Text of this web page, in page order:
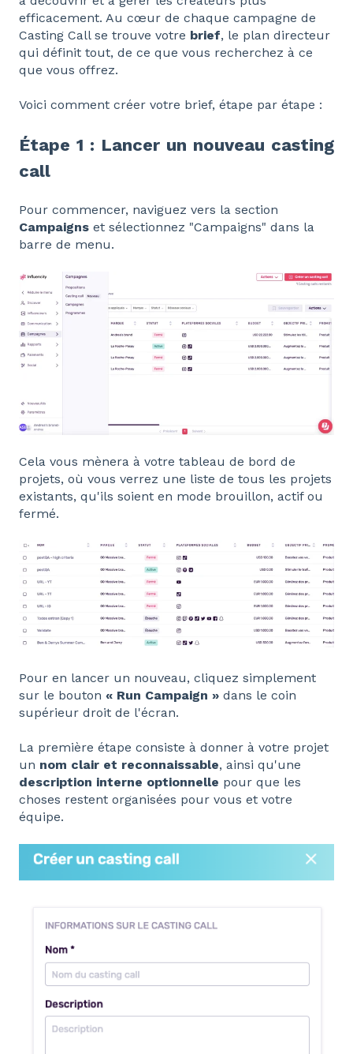
efficacement. Au cœur de chaque campagne de
Casting Call se trouve votre brief, le plan directeur
qui définit tout, de ce que vous recherchez à ce
que vous offrez.
Voici comment créer votre brief, étape par étape :
Étape 1 : Lancer un nouveau casting
call
Pour commencer, naviguez vers la section
Campaigns et sélectionnez "Campaigns" dans la
barre de menu.
Cela vous mènera à votre tableau de bord de
projets, où vous verrez une liste de tous les projets
existants, qu'ils soient en mode brouillon, actif ou
fermé.
Pour en lancer un nouveau, cliquez simplement
sur le bouton « Run Campaign » dans le coin
supérieur droit de l'écran.
La première étape consiste à donner à votre projet
un nom clair et reconnaissable, ainsi qu'une
description interne optionnelle pour que les
choses restent organisées pour vous et votre
équipe.